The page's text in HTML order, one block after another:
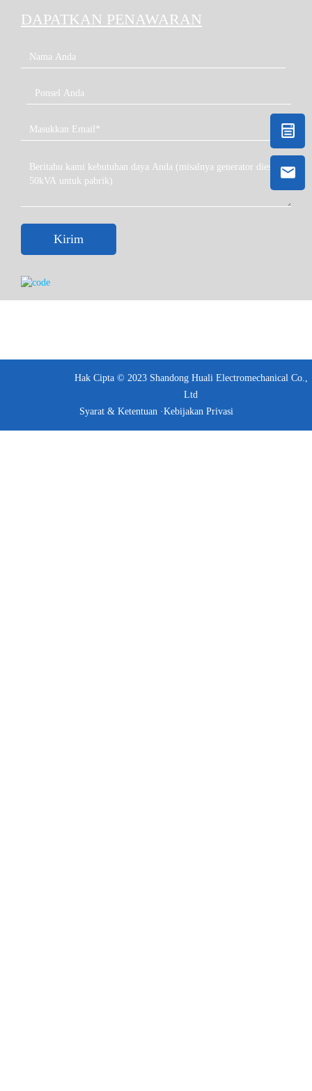
DAPATKAN PENAWARAN
Kirim
Hak Cipta © 2023 Shandong Huali Electromechanical Co.,
Ltd
Syarat & Ketentuan ·Kebijakan Privasi